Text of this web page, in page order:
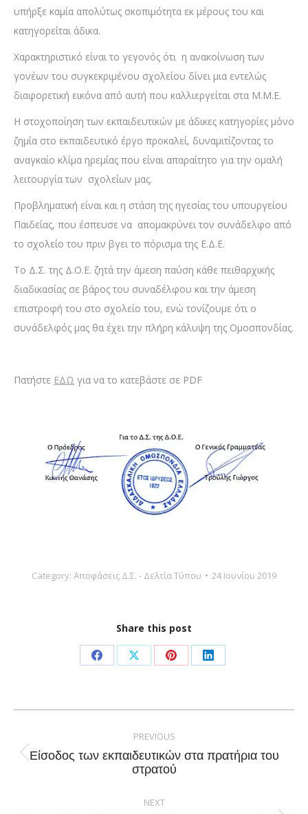
υπήρξε καμία απολύτως σκοπιμότητα εκ μέρους του και
κατηγορείται άδικα.
Χαρακτηριστικό είναι το γεγονός ότι η ανακοίνωση των
γονέων του συγκεκριμένου σχολείου δίνει μια εντελώς
διαφορετική εικόνα από αυτή που καλλιεργείται στα Μ.Μ.Ε.
Η στοχοποίηση των εκπαιδευτικών με άδικες κατηγορίες μόνο
ζημία στο εκπαιδευτικό έργο προκαλεί, δυναμιτίζοντας το
αναγκαίο κλίμα ηρεμίας που είναι απαραίτητο για την ομαλή
λειτουργία των σχολείων μας.
Προβληματική είναι και η στάση της ηγεσίας του υπουργείου
Παιδείας, που έσπευσε να απομακρύνει τον συνάδελφο από
το σχολείο του πριν βγει το πόρισμα της Ε.Δ.Ε.
Το Δ.Σ. της Δ.Ο.Ε. ζητά την άμεση παύση κάθε πειθαρχικής
διαδικασίας σε βάρος του συναδέλφου και την άμεση
επιστροφή του στο σχολείο του, ενώ τονίζουμε ότι ο
συνάδελφός μας θα έχει την πλήρη κάλυψη της Ομοσπονδίας.
Πατήστε ΕΔΩ για να το κατεβάστε σε PDF
Category: Αποφάσεις Δ.Σ. - Δελτία Τύπου 24 Ιουνίου 2019
Share this post
Share
Facebook
Share
X
Share
Pinterest
Share
LinkedIn
navigation
PREVIOUS
Previous
Είσοδος των εκπαιδευτικών στα πρατήρια του
στρατού
NEXT